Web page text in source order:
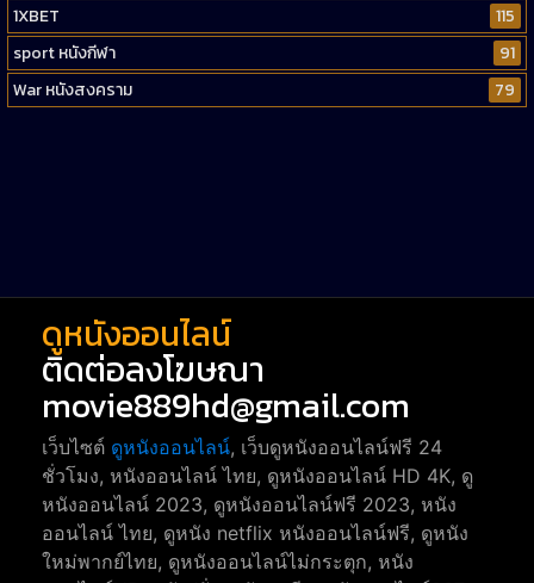
1XBET
115
sport หนังกีฬา
91
War หนังสงคราม
79
ดูหนังออนไลน์
ติดต่อลงโฆษณา
movie889hd@gmail.com
เว็บไซต์ ดูหนังออนไลน์, เว็บดูหนังออนไลน์ฟรี 24
ชั่วโมง, หนังออนไลน์ ไทย, ดูหนังออนไลน์ HD 4K, ดู
หนังออนไลน์ 2023, ดูหนังออนไลน์ฟรี 2023, หนัง
ออนไลน์ ไทย, ดูหนัง netflix หนังออนไลน์ฟรี, ดูหนัง
ใหม่พากย์ไทย, ดูหนังออนไลน์ไม่กระตุก, หนัง